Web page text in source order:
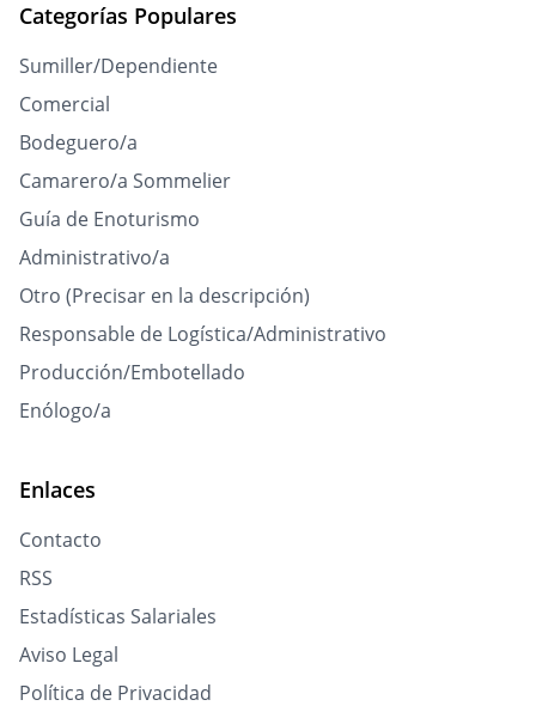
Categorías Populares
Sumiller/Dependiente
Comercial
Bodeguero/a
Camarero/a Sommelier
Guía de Enoturismo
Administrativo/a
Otro (Precisar en la descripción)
Responsable de Logística/Administrativo
Producción/Embotellado
Enólogo/a
Enlaces
Contacto
RSS
Estadísticas Salariales
Aviso Legal
Política de Privacidad